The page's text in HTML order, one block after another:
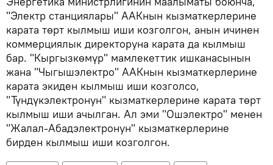
"Электр станциялары" ААКнын кызматкерлерине
карата төрт кылмыш иши козголгон, анын ичинен
коммерциялык директоруна карата да кылмыш
бар. "Кыргызкөмүр" мамлекеттик ишканасынын
жана "Чыгышэлектро" ААКнын кызматкерлерине
карата экиден кылмыш иши козголсо,
"Түндүкэлектронун" кызматкерлерине карата төрт
кылмыш иши ачылган. Ал эми "Ошэлектро" менен
"Жалал-Абадэлектронун" кызматкерлерине
бирден кылмыш иши козголгон.